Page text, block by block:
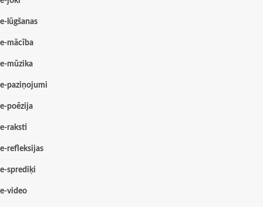
e-lūgšanas
e-mācība
e-mūzika
e-paziņojumi
e-poēzija
e-raksti
e-refleksijas
e-sprediķi
e-video